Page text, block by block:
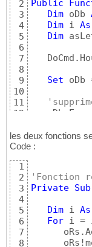
75
76
77
78
79
80
81
82
83
84
85
87
leSQL =
End Sub
2
3
4
5
6
7
8
9
10
11
12
14
15
17
18
19
20
21
22
23
Public
Dim oDb
Dim i As
Dim
Set oDb
Next i
'Trier
i =
les deux fonctions
Code :
1
2
3
4
5
6
7
8
'Fonction
Private Sub
Dim i As
For i =